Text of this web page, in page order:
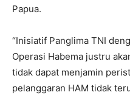
Papua.
“Inisiatif Panglima TNI
Operasi Habema justru
tidak dapat menjamin
pelanggaran HAM tidak